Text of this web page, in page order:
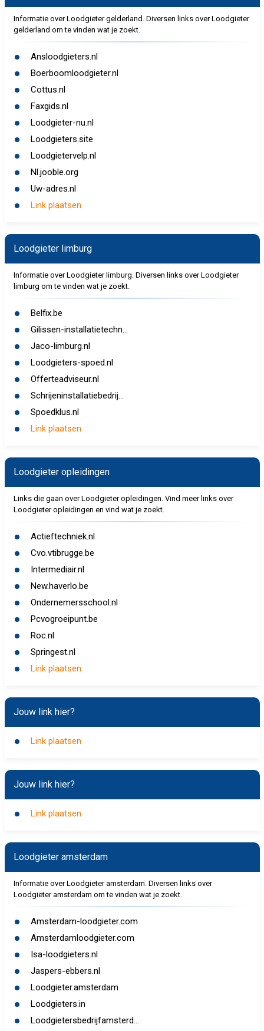
Informatie over Loodgieter gelderland. Diversen links over Loodgieter
gelderland om te vinden wat je zoekt.
Ansloodgieters.nl
Boerboomloodgieter.nl
Cottus.nl
Faxgids.nl
Loodgieter-nu.nl
Loodgieters.site
Loodgietervelp.nl
Nl.jooble.org
Uw-adres.nl
Link plaatsen
Loodgieter limburg
Informatie over Loodgieter limburg. Diversen links over Loodgieter
limburg om te vinden wat je zoekt.
Belfix.be
Gilissen-installatietechn...
Jaco-limburg.nl
Loodgieters-spoed.nl
Offerteadviseur.nl
Schrijeninstallatiebedrij...
Spoedklus.nl
Link plaatsen
Loodgieter opleidingen
Links die gaan over Loodgieter opleidingen. Vind meer links over
Loodgieter opleidingen en vind wat je zoekt.
Actieftechniek.nl
Cvo.vtibrugge.be
Intermediair.nl
New.haverlo.be
Ondernemersschool.nl
Pcvogroeipunt.be
Roc.nl
Springest.nl
Link plaatsen
Jouw link hier?
Link plaatsen
Jouw link hier?
Link plaatsen
Loodgieter amsterdam
Informatie over Loodgieter amsterdam. Diversen links over
Loodgieter amsterdam om te vinden wat je zoekt.
Amsterdam-loodgieter.com
Amsterdamloodgieter.com
Isa-loodgieters.nl
Jaspers-ebbers.nl
Loodgieter.amsterdam
Loodgieters.in
Loodgietersbedrijfamsterd...